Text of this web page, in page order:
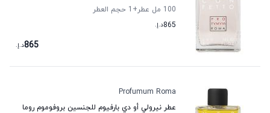
100 مل عطر
+1
حجم العطر
865د.إ.
865د.إ.
Profumum Roma
عطر نيرولي أو دي بارفيوم للجنسين بروفوموم روما